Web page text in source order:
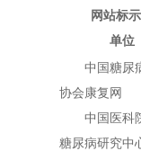
网站标
单位
中国糖尿
协会康复网
中国医科
糖尿病研究中